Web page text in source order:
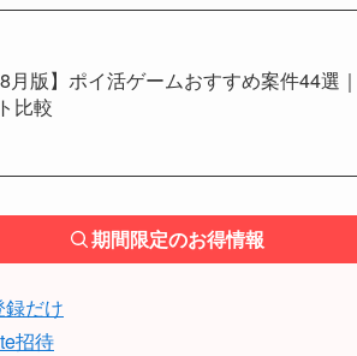
8月版】ポイ活ゲームおすすめ案件44選
比較
期間限定のお得情報
だけ
招待